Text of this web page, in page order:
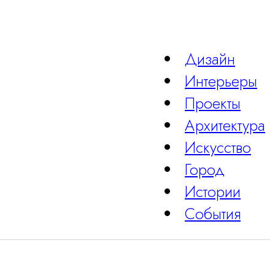
Дизайн
Интерьеры
Проекты
Архитектура
Искусство
Город
Истории
События